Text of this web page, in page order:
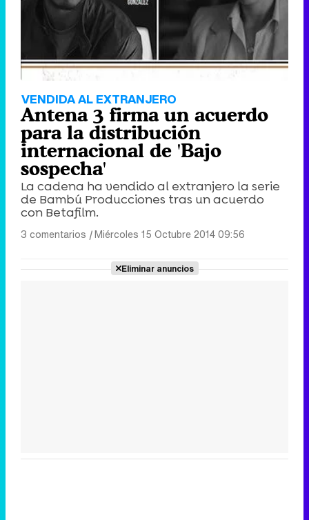
VENDIDA AL EXTRANJERO
Antena 3 firma un acuerdo
para la distribución
internacional de 'Bajo
sospecha'
La cadena ha vendido al extranjero la serie
de Bambú Producciones tras un acuerdo
con Betafilm.
3 comentarios |Miércoles 15 Octubre 2014 09:56
Eliminar anuncios